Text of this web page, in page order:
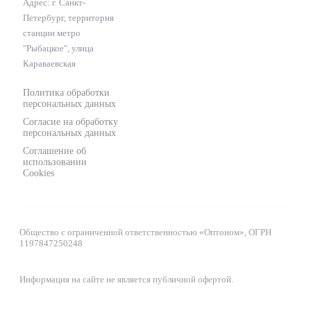
Адрес: г. Санкт-
Петербург, территория
станции метро
"Рыбацкое", улица
Караваевская
Политика обработки
персональных данных
Согласие на обработку
персональных данных
Соглашение об
использовании
Cookies
Общество с ограниченной ответственностью «Оптоном», ОГРН
1197847250248
Информация на сайте не является публичной офертой.